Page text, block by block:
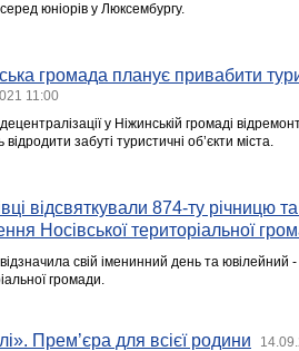
юніорів у Люксембургу.
громада планує привабити
11:00
у Ніжинській громаді
відродити забуті туристичні об’єкти міста.
відсвяткували 874-ту річницю
Носівської територіальної
відзначила свій іменинний день та ювілейний
громади.
Прем’єра для всієї родини